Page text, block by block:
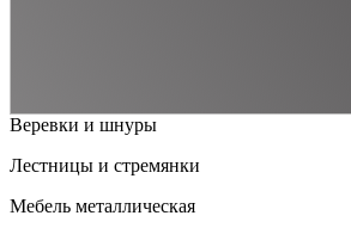
Веревки и шнуры
Лестницы и стремянки
Мебель металлическая